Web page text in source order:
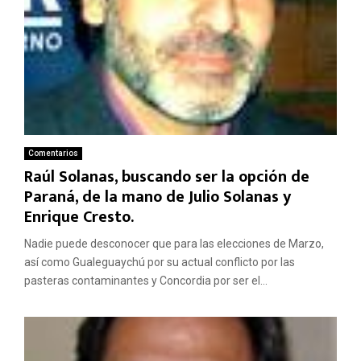
Comentarios
Raúl Solanas, buscando ser la opción de
Paraná, de la mano de Julio Solanas y
Enrique Cresto.
Nadie puede desconocer que para las elecciones de Marzo,
así como Gualeguaychú por su actual conflicto por las
pasteras contaminantes y Concordia por ser el...